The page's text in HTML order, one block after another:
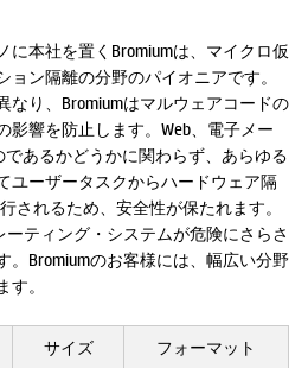
に本社を置くBromiumは、マイクロ仮
ン隔離の分野のパイオニアです。
なり、Bromiumはマルウェアコードの
影響を防止します。Web、電子メー
であるかどうかに関わらず、あらゆる
ユーザータスクからハードウェア隔
されるため、安全性が保たれます。
ーティング・システムが危険にさらさ
。Bromiumのお客様には、幅広い分野
。
サイズ フォーマット